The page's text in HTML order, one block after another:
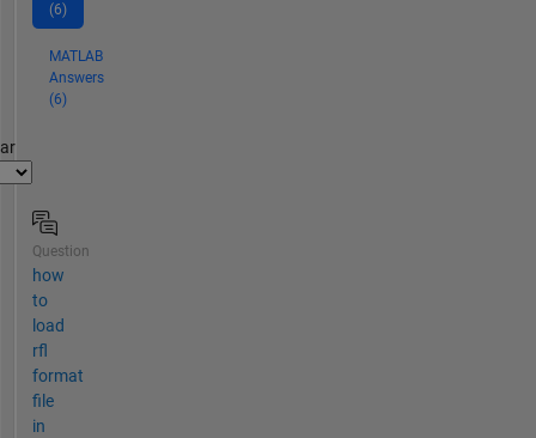
(6)
MATLAB
Answers
(6)
Question
how
to
load
rfl
format
file
in